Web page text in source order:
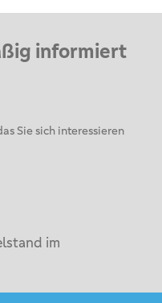
informiert
Sie sich interessieren
im